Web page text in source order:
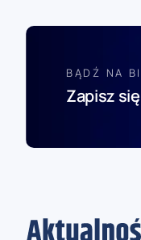
BĄDŹ NA
Zapisz